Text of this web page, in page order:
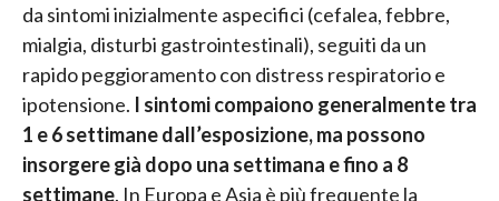
da sintomi inizialmente aspecifici (cefalea, febbre,
mialgia, disturbi gastrointestinali), seguiti da un
rapido peggioramento con distress respiratorio e
ipotensione. I sintomi compaiono generalmente tra
1 e 6 settimane dall’esposizione, ma possono
insorgere già dopo una settimana e fino a 8
settimane. In Europa e Asia è più frequente la